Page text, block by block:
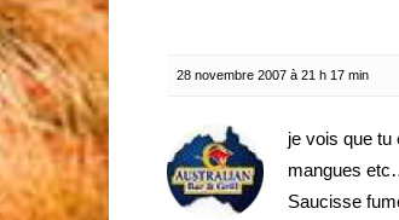
28 novembre 2007 à 21 h 17 min
je vois que tu
mangues
Saucisse